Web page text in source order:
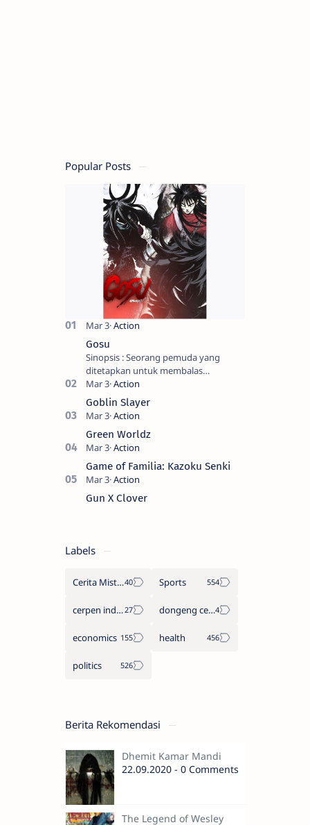
Popular Posts
Gosu
Sinopsis : Seorang pemuda yang
ditetapkan untuk membalas
masternya, seorang seniman bela diri
kuat sekali yang dikhianati oleh anak
buahn…
Goblin Slayer
Green Worldz
Game of Familia: Kazoku Senki
Gun X Clover
Labels
Cerita Misteri Sports
cerpen indonesia dongeng cerita legenda
economics health
politics
Berita Rekomendasi
Dhemit Kamar Mandi
22.09.2020 - 0 Comments
The Legend of Wesley